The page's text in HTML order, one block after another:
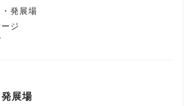
発展場
ジ
展場